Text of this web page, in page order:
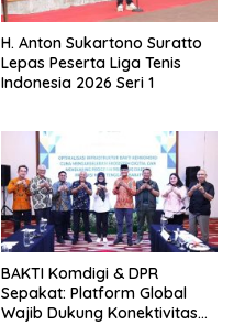
H. Anton Sukartono Suratto
Lepas Peserta Liga Tenis
Indonesia 2026 Seri 1
BAKTI Komdigi & DPR
Sepakat: Platform Global
Wajib Dukung Konektivitas